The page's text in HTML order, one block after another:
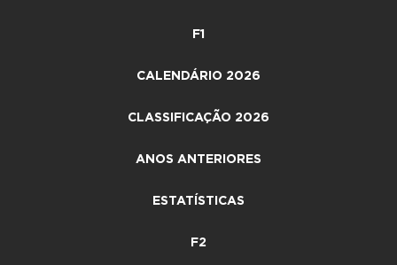
F1
CALENDÁRIO 2026
CLASSIFICAÇÃO 2026
ANOS ANTERIORES
ESTATÍSTICAS
F2